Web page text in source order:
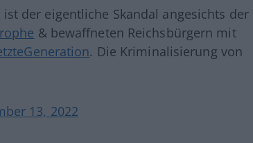
ist der eigentliche Skandal angesichts der
& bewaffneten Reichsbürgern mit
. Die Kriminalisierung von
13, 2022